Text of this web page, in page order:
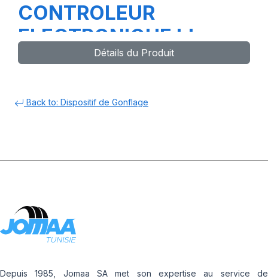
CONTROLEUR
ELECTRONIQUE bleu
66127-67Détails du Produit
Back to: Dispositif de Gonflage
Depuis 1985, Jomaa SA met son expertise au service de